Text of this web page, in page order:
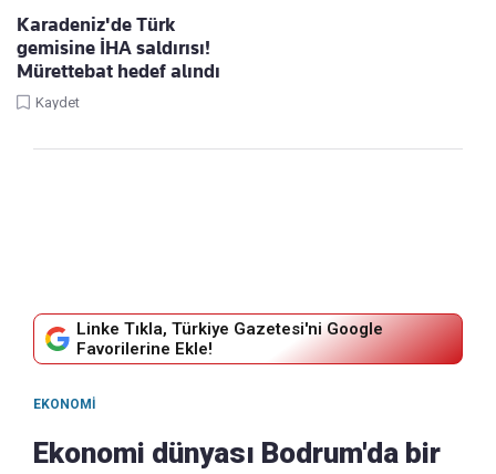
Karadeniz'de Türk
gemisine İHA saldırısı!
Mürettebat hedef alındı
Kaydet
Linke Tıkla, Türkiye Gazetesi'ni Google
Favorilerine Ekle!
EKONOMI
Ekonomi dünyası Bodrum'da bir